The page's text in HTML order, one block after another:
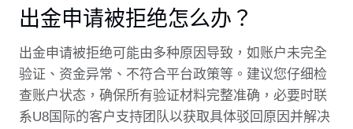
出金申请被拒绝怎么办？
出金申请被拒绝可能由多种原因导致，如账户未完全
验证、资金异常、不符合平台政策等。建议您仔细检
查账户状态，确保所有验证材料完整准确，必要时联
系U8国际的客户支持团队以获取具体驳回原因并解决